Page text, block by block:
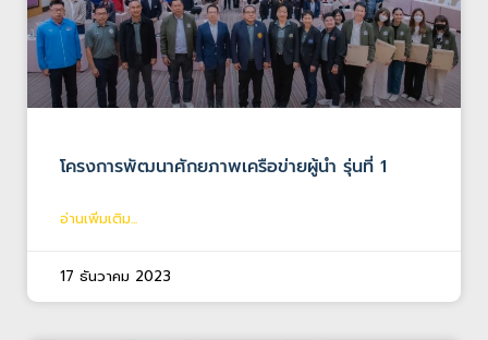
โครงการพัฒนาศักยภาพเครือข่ายผู้นำ รุ่นที่ 1
อ่านเพิ่มเติม...
17 ธันวาคม 2023